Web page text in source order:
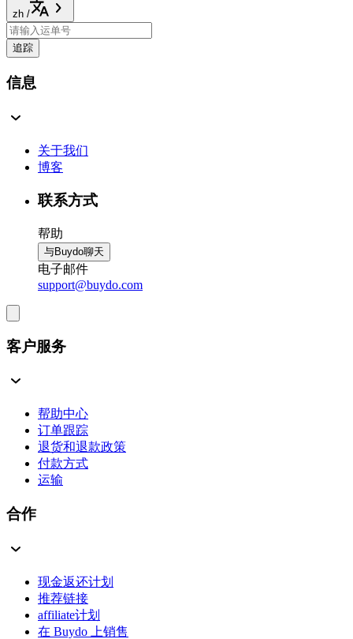
zh /
追踪
信息
关于我们
博客
联系方式
帮助
与Buydo聊天
电子邮件
support@buydo.com
客户服务
帮助中心
订单跟踪
退货和退款政策
付款方式
运输
合作
现金返还计划
推荐链接
affiliate计划
在 Buydo 上销售